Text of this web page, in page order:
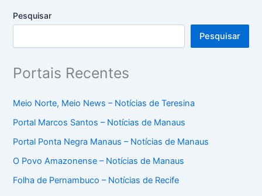
Pesquisar
Pesquisar
Portais Recentes
Meio Norte, Meio News – Notícias de Teresina
Portal Marcos Santos – Notícias de Manaus
Portal Ponta Negra Manaus – Notícias de Manaus
O Povo Amazonense – Notícias de Manaus
Folha de Pernambuco – Notícias de Recife